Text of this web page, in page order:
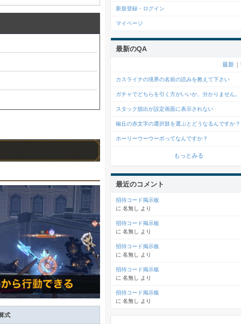
式
新規登録・ログイン
マイページ
最新のQA
最新
カスライナの境界の名前の読みを教えて下さい
ガチャでどちらを引く方がいいか、分かりません。
スタック脱出が設定画面に表示されない
椒丘の赤文字の選択肢を選ぶとどうなるんですか？
ホーリーウーウーボってなんですか？
もっとみる
最近のコメント
招待コード掲示板
に 名無し より
招待コード掲示板
に 名無し より
招待コード掲示板
に 名無し より
招待コード掲示板
に 名無し より
招待コード掲示板
に 名無し より